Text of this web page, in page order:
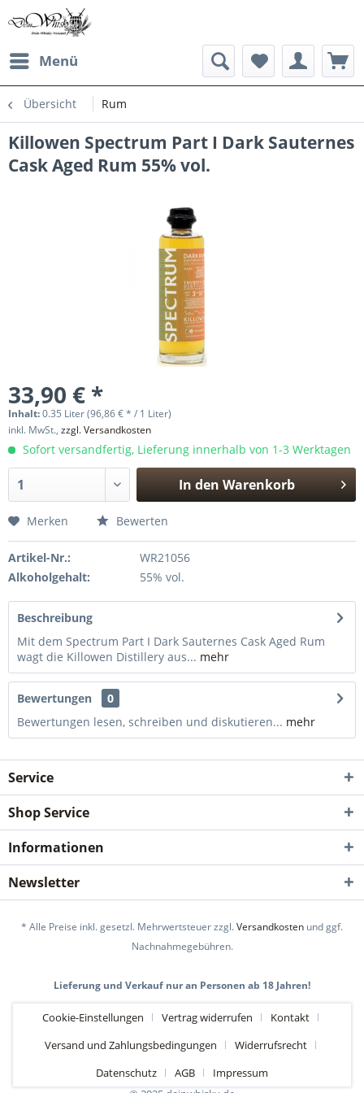
Menü
Übersicht Rum
Killowen Spectrum Part I Dark Sauternes
Cask Aged Rum 55% vol.
33,90 € *
Inhalt:0.35 Liter (96,86 € * / 1 Liter)
inkl. MwSt., zzgl. Versandkosten
Sofort versandfertig, Lieferung innerhalb von 1-3 Werktagen
In den Warenkorb
Merken Bewerten
Artikel-Nr.:
WR21056
Alkoholgehalt:
55% vol.
Beschreibung
Mit dem Spectrum Part I Dark Sauternes Cask Aged Rum
wagt die Killowen Distillery aus... mehr
Bewertungen
0
Bewertungen lesen, schreiben und diskutieren... mehr
Service
Shop Service
Informationen
Newsletter
* Alle Preise inkl. gesetzl. Mehrwertsteuer zzgl.Versandkosten und ggf.
Nachnahmegebühren.
Lieferung und Verkauf nur an Personen ab 18 Jahren!
Cookie-Einstellungen Vertrag widerrufen
Kontakt
Versand und Zahlungsbedingungen
Widerrufsrecht
Datenschutz
AGB
Impressum